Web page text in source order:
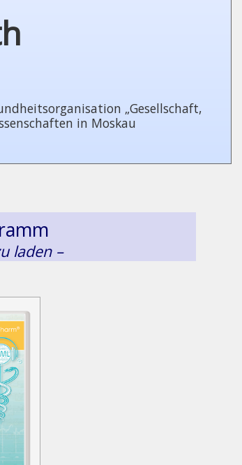
„Gesellschaft,
in Moskau
laden –